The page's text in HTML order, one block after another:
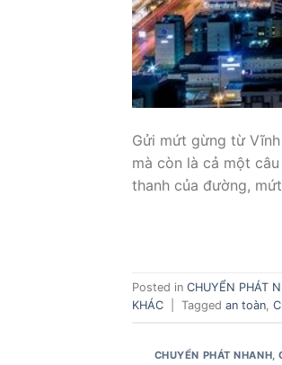
Gửi mứt gừng từ
mà còn là cả một
thanh của đường,
Posted in CHUYỂN PHÁT
KHÁC
Tagged an toàn,
CHUYỂN PHÁT NHANH,